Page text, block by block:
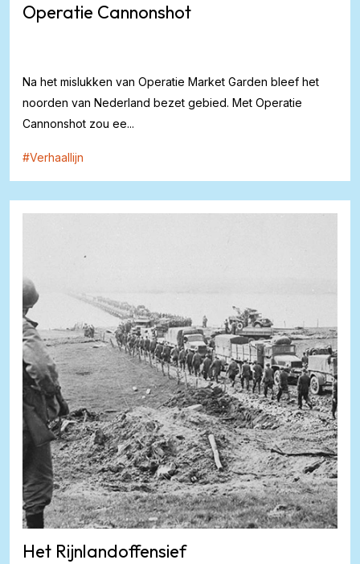
Operatie Cannonshot
Na het mislukken van Operatie Market Garden bleef het
noorden van Nederland bezet gebied. Met Operatie
Cannonshot zou ee...
#Verhaallijn
Het Rijnlandoffensief